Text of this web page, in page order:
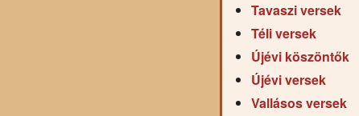
Tavaszi versek
Téli versek
Újévi köszöntők
Újévi versek
Vallásos versek